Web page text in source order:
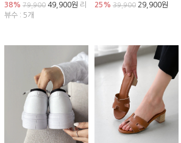
38% 79,900 49,900원 리
뷰수 : 5개
25% 39,90029,900원